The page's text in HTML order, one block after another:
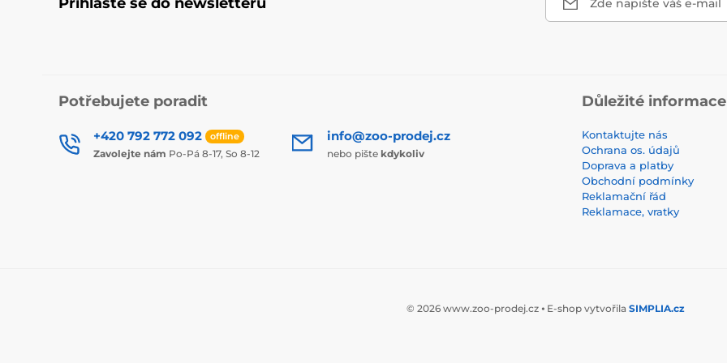
Zde napište váš e-mail
Potřebujete poradit
+420 792 772 092 offline
Zavolejte nám Po-Pá 8-17, So 8-12
info@zoo-prodej.cz
nebo pište kdykoliv
Důležité informace
Kontaktujte nás
Ochrana os. údajů
Doprava a platby
Obchodní podmínky
Reklamační řád
Reklamace, vratky
© 2026 www.zoo-prodej.cz ⦁ E-shop vytvořila SIMPLIA.cz